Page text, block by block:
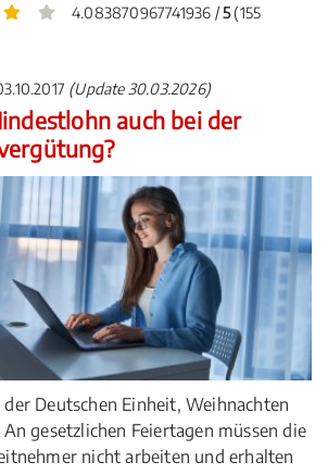
4.083870967741936 /5(155
(Update 30.03.2026)
auch bei der
der Deutschen Einheit, Weihnachten
gesetzlichen Feiertagen müssen die
nicht arbeiten und erhalten